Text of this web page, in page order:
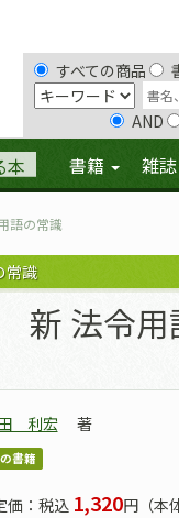
すべての商品
AND
本 書籍 雑誌
語の常識
常識
新 法令
利宏 著
書籍
価：税込 1,320円（本